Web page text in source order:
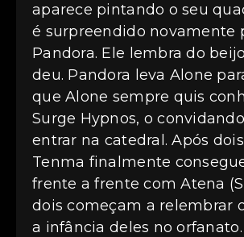
aparece pintando o seu
é surpreendido novamente
Pandora. Ele lembra do
deu. Pandora leva Alone
que Alone sempre quis
Surge Hypnos, o
entrar na catedral. Após
Tenma finalmente
frente a frente com Atena
dois começam a relembrar
a infância deles no